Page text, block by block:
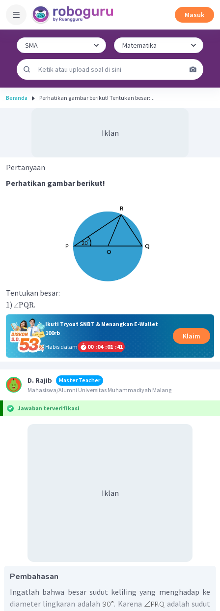
Masuk
Beranda Perhatikan gambar berikut! Tentukan besar:...
Iklan
Pertanyaan
Perhatikan gambar berikut!
Tentukan besar:
1) ∠PQR.
Ikuti Tryout SNBT & Menangkan E-Wallet
100rb
Habis dalam
00 :04 :01 :41
Klaim
D. Rajib
Master Teacher
Mahasiswa/Alumni Universitas Muhammadiyah Malang
Jawaban terverifikasi
Iklan
Pembahasan
Ingatlah bahwa besar sudut keliling yang menghadap ke
diameter lingkaran adalah
. Karena
adalah sudut